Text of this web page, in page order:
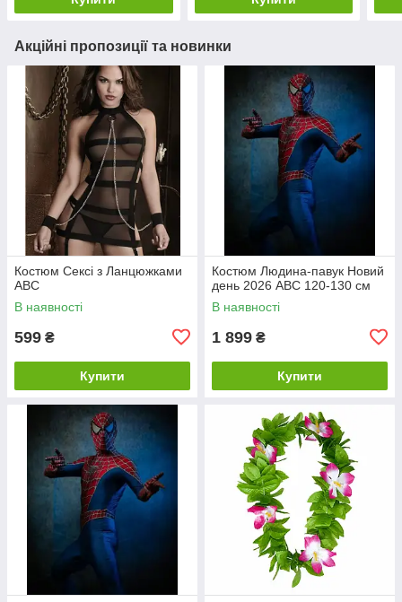
Акційні пропозиції та новинки
Костюм Сексі з Ланцюжками
ABC
В наявності
599 ₴
Купити
Костюм Людина-павук Новий
день 2026 ABC 120-130 см
В наявності
1 899 ₴
Купити